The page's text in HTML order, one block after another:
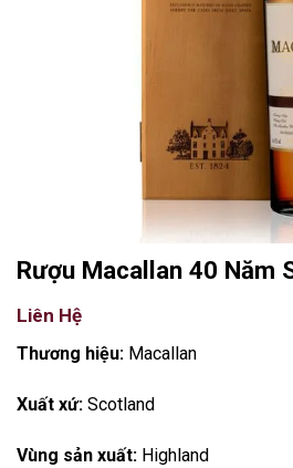
Rượu Macallan 40 Năm
Liên Hệ
Thương hiệu: Macallan
Xuất xứ: Scotland
Vùng sản xuất: Highland